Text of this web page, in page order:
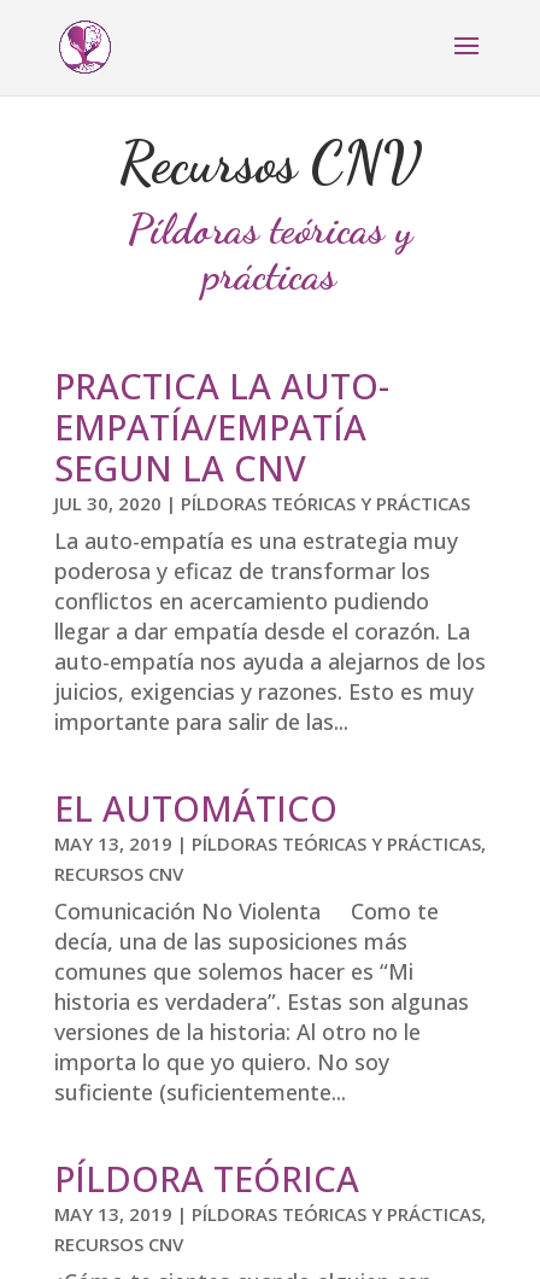
Recursos CNV
Píldoras teóricas y
prácticas
PRACTICA LA AUTO-
EMPATÍA/EMPATÍA
SEGUN LA CNV
JUL 30, 2020 | PÍLDORAS TEÓRICAS Y PRÁCTICAS
La auto-empatía es una estrategia muy
poderosa y eficaz de transformar los
conflictos en acercamiento pudiendo
llegar a dar empatía desde el corazón. La
auto-empatía nos ayuda a alejarnos de los
juicios, exigencias y razones. Esto es muy
importante para salir de las...
EL AUTOMÁTICO
MAY 13, 2019 | PÍLDORAS TEÓRICAS Y PRÁCTICAS,
RECURSOS CNV
Comunicación No Violenta Como te
decía, una de las suposiciones más
comunes que solemos hacer es “Mi
historia es verdadera”. Estas son algunas
versiones de la historia: Al otro no le
importa lo que yo quiero. No soy
suficiente (suficientemente...
PÍLDORA TEÓRICA
MAY 13, 2019 | PÍLDORAS TEÓRICAS Y PRÁCTICAS,
RECURSOS CNV